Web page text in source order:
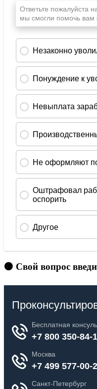
🟠 Свой вопрос